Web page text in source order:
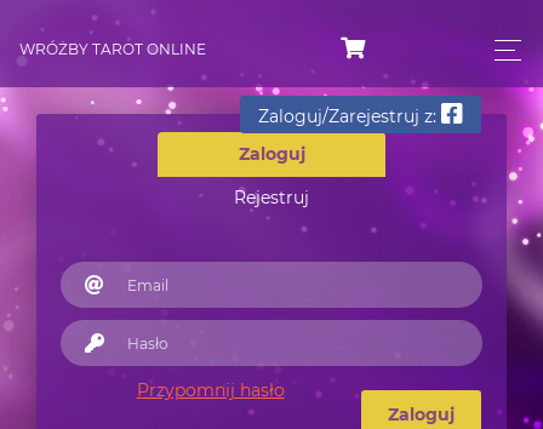
WRÓŻBY TAROT ONLINE
Zaloguj
Rejestruj
Zaloguj/Zarejestruj z:
Przypomnij hasło
Zaloguj